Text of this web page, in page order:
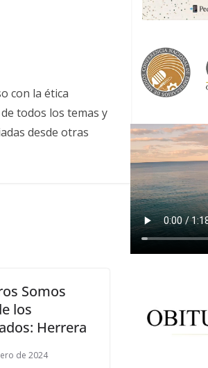
con la ética
todos los temas y
desde otras
Somos
los
Herrera
de 2024